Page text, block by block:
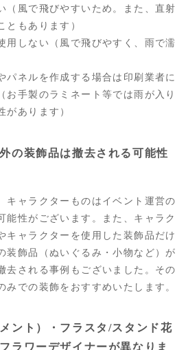
（風で飛びやすいため。また、直射
ともあります）
用しない（風で飛びやすく、雨で濡
パネルを作成する場合は印刷業者に
お手製のラミネート等では雨が入り
があります）
の装飾品は撤去される可能性
キャラクターものはイベント運営の
能性がございます。また、キャラク
キャラクターを使用した装飾品だけ
装飾品（ぬいぐるみ・小物など）が
去される事例もございました。その
みでの装飾をおすすめいたします。
ント）・フラスタ/スタンド花
ラワーデザイナーが異なりま